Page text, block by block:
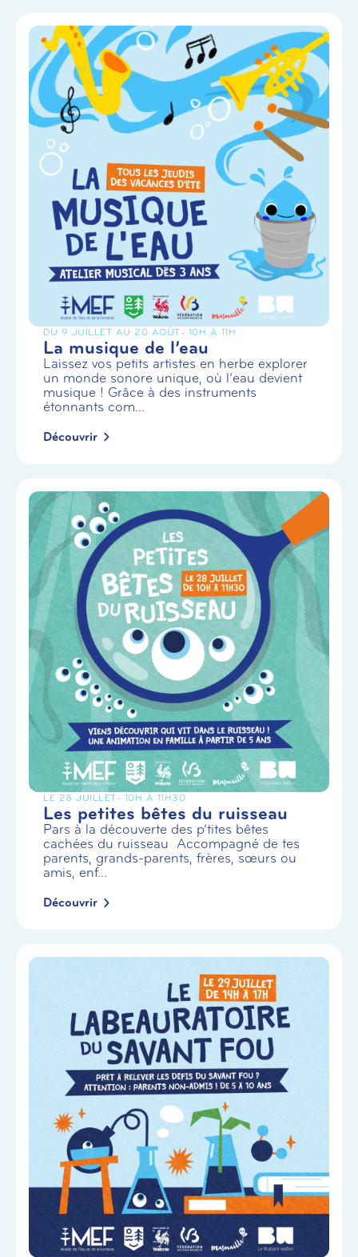
DU 9 JUILLET AU 20 AOÛT- 10H À 11H
La musique de l’eau
Laissez vos petits artistes en herbe explorer
un monde sonore unique, où l’eau devient
musique ! Grâce à des instruments
étonnants com...
Découvrir
LE 28 JUILLET- 10H À 11H30
Les petites bêtes du ruisseau
Pars à la découverte des p’tites bêtes
cachées du ruisseau Accompagné de tes
parents, grands-parents, frères, sœurs ou
amis, enf...
Découvrir